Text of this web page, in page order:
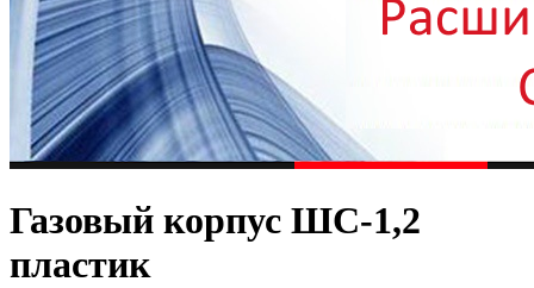
Газовый корпус ШС-1,2
пластик